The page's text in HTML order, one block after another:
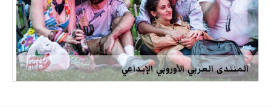
المنتدى العربي الأوروبي الإبداعي